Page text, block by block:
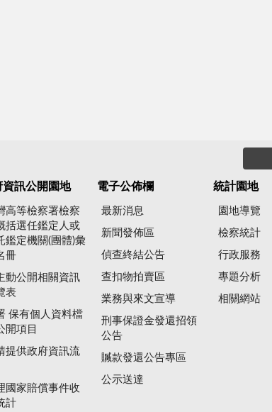
資訊公開園地
高等檢察署檢察
括選任鑑定人或
鑑定機關(團體)彙
冊
動公開相關資訊
表
保有個人資料檔
開項目
提供政府資訊流
國家賠償事件收
計
電子公佈欄
最新消息
新聞發佈區
偵查終結公告
查扣物拍賣區
業務與來文宣導
刑事保證金發還招領
公告
贓款發還公告專區
公示送達
統計園地
園地導覽
檢察統計
行政服務
專題分析
相關網站